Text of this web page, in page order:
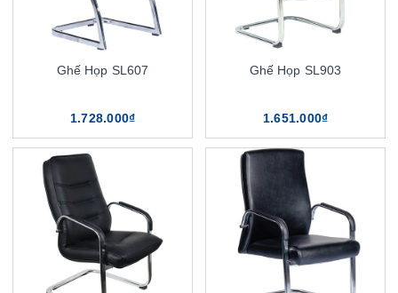
Ghế Họp SL607
1.728.000₫
Ghế Họp SL903
1.651.000₫